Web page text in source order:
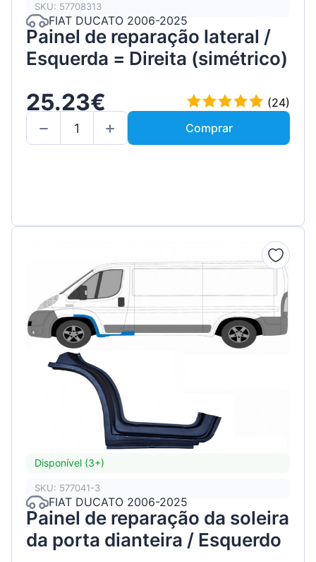
SKU: 57708313
FIAT DUCATO 2006-2025
Painel de reparação lateral /
Esquerda = Direita (simétrico)
25.23€
(24)
Comprar
Disponível (3+)
SKU: 577041-3
FIAT DUCATO 2006-2025
Painel de reparação da soleira
da porta dianteira / Esquerdo